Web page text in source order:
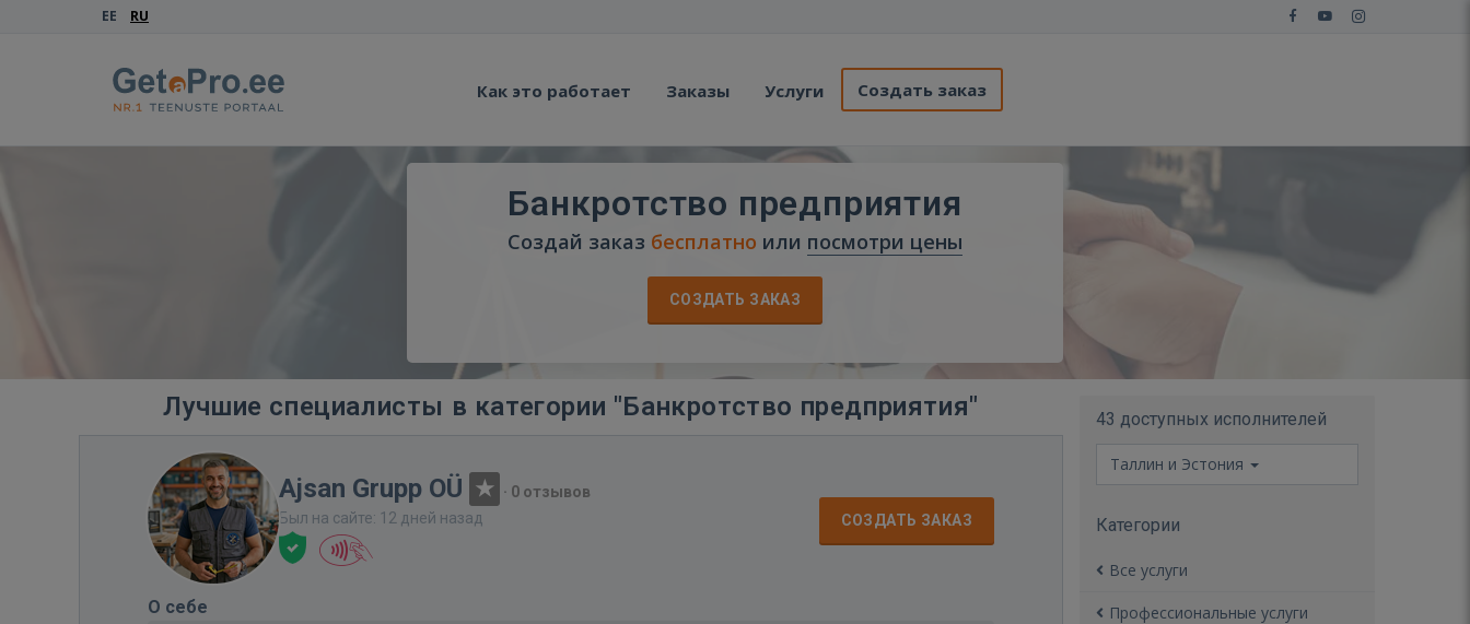
EE RU
Как это работает Заказы Услуги Создать заказ
Банкротство предприятия
Создай заказ бесплатно или посмотри цены
СОЗДАТЬ ЗАКАЗ
Лучшие специалисты в категории "Банкротство предприятия"
Ajsan Grupp OÜ · 0 отзывов
Был на сайте: 12 дней назад
СОЗДАТЬ ЗАКАЗ
О себе
43 доступных исполнителей
Таллин и Эстония
Категории
Все услуги
Профессиональные услуги